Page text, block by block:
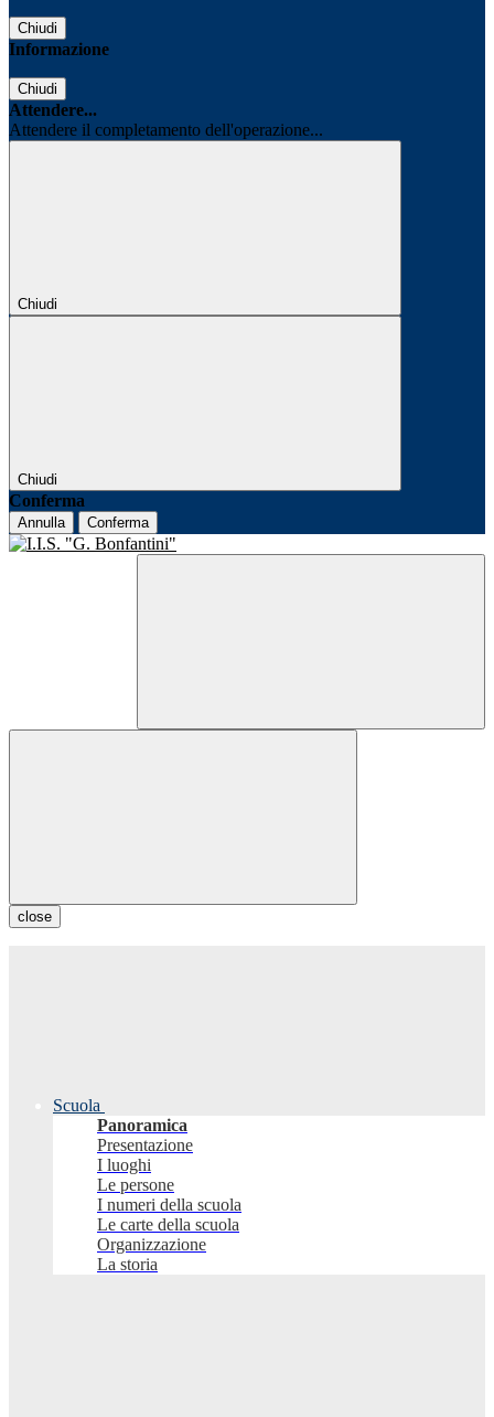
Chiudi
Informazione
Chiudi
Attendere...
Attendere il completamento dell'operazione...
Chiudi
Chiudi
Conferma
Annulla Conferma
close
Scuola
Panoramica
Presentazione
I luoghi
Le persone
I numeri della scuola
Le carte della scuola
Organizzazione
La storia